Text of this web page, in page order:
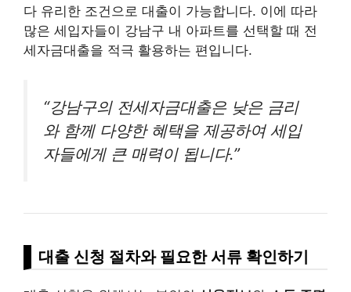
다 유리한 조건으로 대출이 가능합니다. 이에 따라
많은 세입자들이 강남구 내 아파트를 선택할 때 전
세자금대출을 적극 활용하는 편입니다.
“강남구의 전세자금대출은 낮은 금리
와 함께 다양한 혜택을 제공하여 세입
자들에게 큰 매력이 됩니다.”
대출 신청 절차와 필요한 서류 확인하기